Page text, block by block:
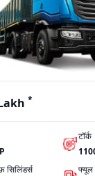
*
टॉर्क
सिलिंडर्स
फ्यूल